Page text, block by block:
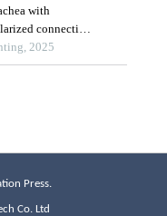
Press.
Co. Ltd